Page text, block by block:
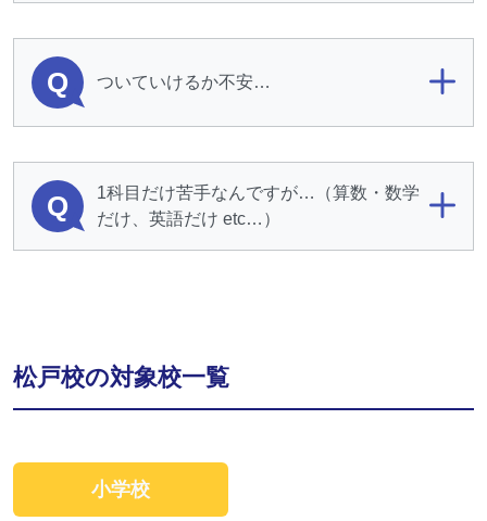
Q ついていけるか不安…
Q
1科目だけ苦手なんですが…（算数・数学
だけ、英語だけ etc…）
松戸校の対象校一覧
小学校